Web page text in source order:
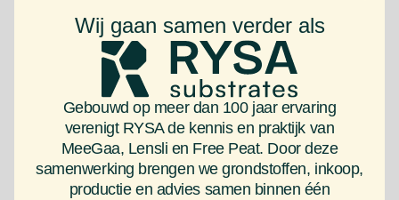
Eigenaar Eric Jansen vertelt met veel enthousiasme en
passie:” Wij leveren kwaliteit en emotie, waarmee we de
consument extra lang van onze bloemen kunnen laten
Wij gaan samen verder als
Gebouwd op meer dan 100 jaar ervaring
verenigt RYSA de kennis en praktijk van
MeeGaa, Lensli en Free Peat. Door deze
samenwerking brengen we grondstoffen, inkoop,
productie en advies samen binnen één